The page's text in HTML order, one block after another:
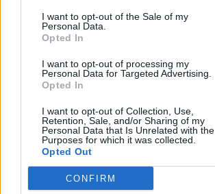
I want to opt-out of the Sale of my
Personal Data.
Opted In
I want to opt-out of processing my
Personal Data for Targeted Advertising.
Opted In
I want to opt-out of Collection, Use,
Retention, Sale, and/or Sharing of my
Personal Data that Is Unrelated with the
Purposes for which it was collected.
Opted Out
CONFIRM
Ακολουθήστε το Pink.gr και στο